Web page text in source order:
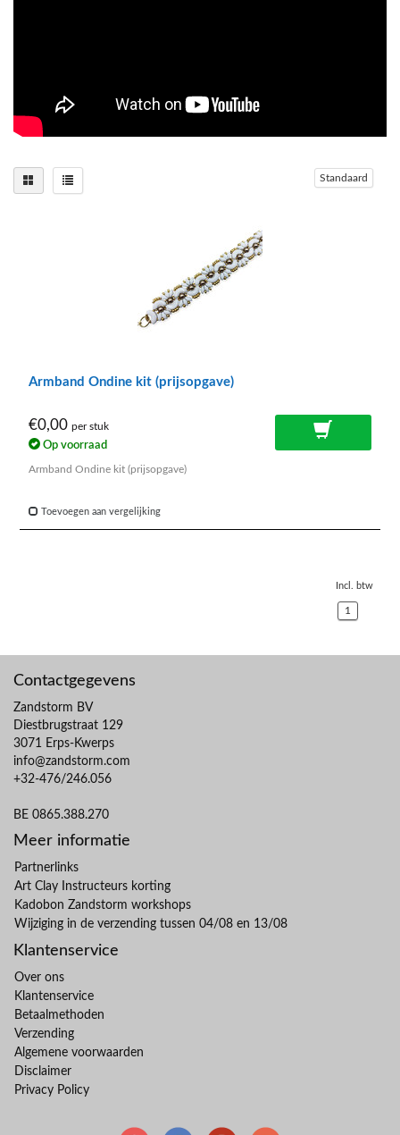
Standaard
Armband Ondine kit (prijsopgave)
€0,00 per stuk
Op voorraad
Armband Ondine kit (prijsopgave)
Toevoegen aan vergelijking
Incl. btw
1
Contactgegevens
Zandstorm BV
Diestbrugstraat 129
3071 Erps-Kwerps
info@zandstorm.com
+32-476/246.056
BE 0865.388.270
Meer informatie
Partnerlinks
Art Clay Instructeurs korting
Kadobon Zandstorm workshops
Wijziging in de verzending tussen 04/08 en 13/08
Klantenservice
Over ons
Klantenservice
Betaalmethoden
Verzending
Algemene voorwaarden
Disclaimer
Privacy Policy